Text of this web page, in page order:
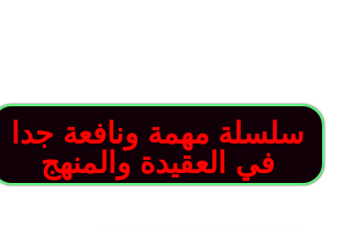
سلسلة مهمة ونافعة جدا
في العقيدة والمنهج